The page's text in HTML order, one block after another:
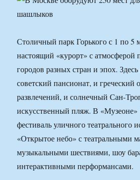
Столичный парк Горького с 1 по 5
настоящий «курорт» с атмосферой
городов разных стран и эпох. Здесь
советский пансионат, и греческий
развлечений, и солнечный Сан-
искусственный пляж. В «Музеоне»
фестиваль уличного театрального
«Открытое небо» с театральными
музыкальными шествиями, шоу
интерактивными перформансами.